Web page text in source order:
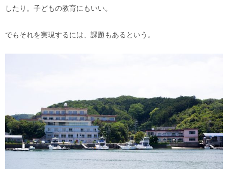
したり。子どもの教育にもいい。
でもそれを実現するには、課題もあるという。